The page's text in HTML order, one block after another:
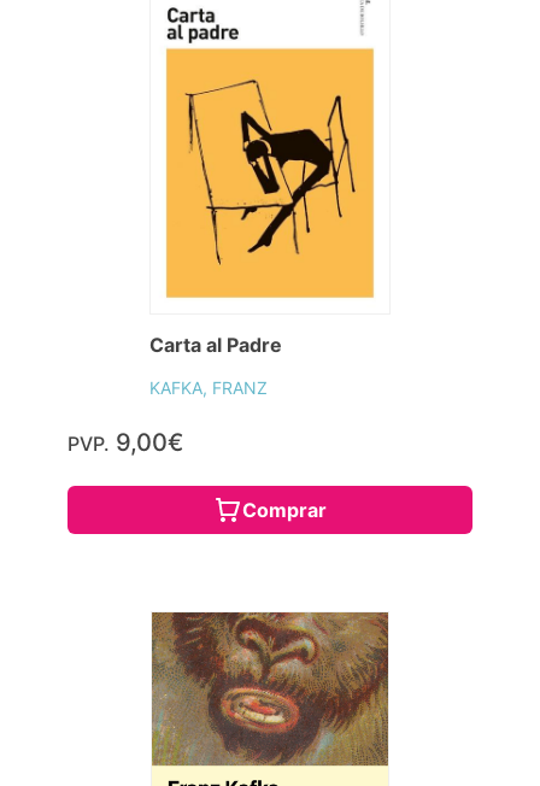
Carta al Padre
KAFKA, FRANZ
PVP. 9,00€
Comprar